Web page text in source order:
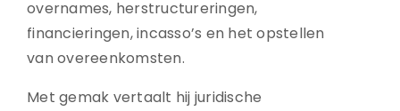
overnames, herstructureringen,
financieringen, incasso’s en het opstellen
van overeenkomsten.
Met gemak vertaalt hij juridische